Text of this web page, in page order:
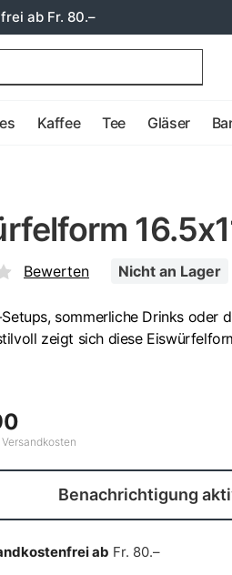
ab Fr. 80.–
Kaffee Tee Gläser
Bewerten Nicht an Lager
sommerliche Drinks oder
zeigt sich diese
Benachrichtigung
ab Fr. 80.–